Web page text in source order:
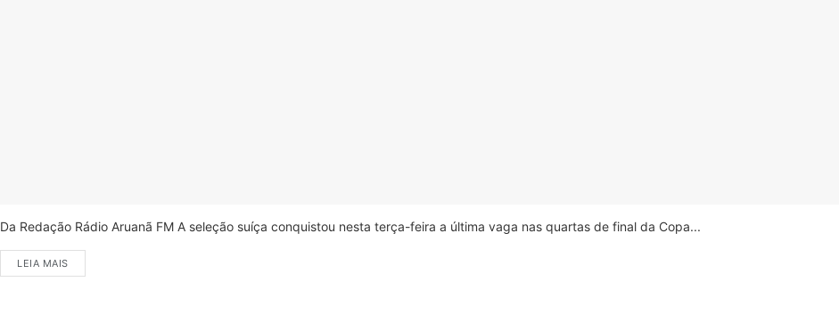
Da Redação Rádio Aruanã FM A seleção suíça conquistou nesta terça-feira a última vaga nas quartas de final da Copa...
LEIA MAIS